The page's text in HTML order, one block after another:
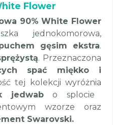
Flower
90% White Flower
jednokomorowa,
gęsim ekstra.
. Przeznaczona
spać miękko i
tej kolekcji wyróżnia
jedwab o splocie
wzorze oraz
Swarovski.